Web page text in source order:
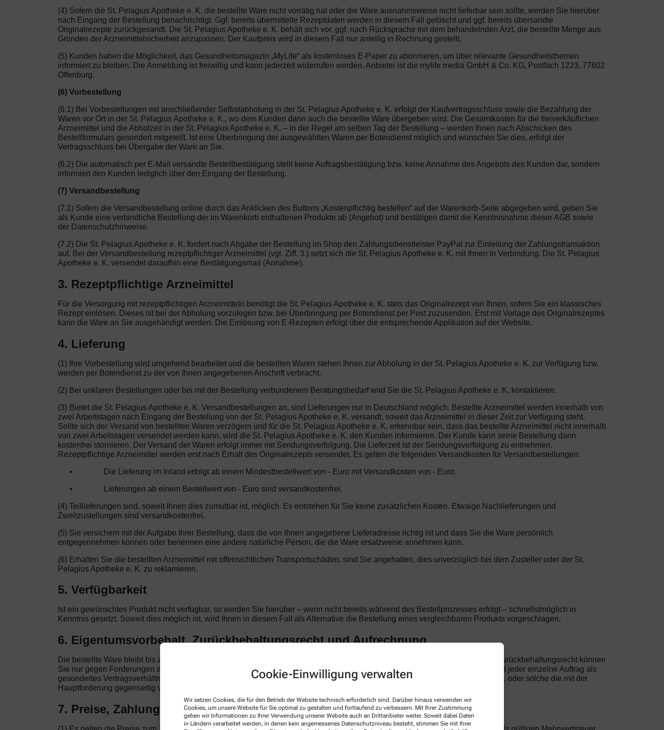
Cookie-Einwilligung verwalten
Wir setzen Cookies, die für den Betrieb der Website technisch erforderlich sind. Darüber hinaus verwenden wir
Cookies, um unsere Website für Sie optimal zu gestalten und fortlaufend zu verbessern. Mit Ihrer Zustimmung
geben wir Informationen zu Ihrer Verwendung unserer Website auch an Drittanbieter weiter. Soweit dabei Daten
in Ländern verarbeitet werden, in denen kein angemessenes Datenschutzniveau besteht, stimmen Sie mit Ihrer
(4) Sofern die St. Pelagius Apotheke e. K. die bestellte Ware nicht vorrätig hat oder die Ware ausnahmsweise nicht lieferbar sein sollte, werden Sie hierüber
nach Eingang der Bestellung benachrichtigt. Ggf. bereits übermittelte Rezeptdaten werden in diesem Fall gelöscht und ggf. bereits übersandte
Originalrezepte zurückgesandt. Die St. Pelagius Apotheke e. K. behält sich vor, ggf. nach Rücksprache mit dem behandelnden Arzt, die bestellte Menge aus
Gründen der Arzneimittelsicherheit anzupassen. Der Kaufpreis wird in diesem Fall nur anteilig in Rechnung gestellt.
(5) Kunden haben die Möglichkeit, das Gesundheitsmagazin „MyLife“ als kostenloses E-Paper zu abonnieren, um über relevante Gesundheitsthemen
informiert zu bleiben. Die Anmeldung ist freiwillig und kann jederzeit widerrufen werden. Anbieter ist die mylife media GmbH & Co. KG, Postfach 1223, 77602
Offenburg.
(6) Vorbestellung
(6.1) Bei Vorbestellungen mit anschließender Selbstabholung in der St. Pelagius Apotheke e. K. erfolgt der Kaufvertragsschluss sowie die Bezahlung der
Waren vor Ort in der St. Pelagius Apotheke e. K., wo dem Kunden dann auch die bestellte Ware übergeben wird. Die Gesamtkosten für die freiverkäuflichen
Arzneimittel und die Abholzeit in der St. Pelagius Apotheke e. K. – in der Regel am selben Tag der Bestellung – werden Ihnen nach Abschicken des
Bestellformulars gesondert mitgeteilt. Ist eine Überbringung der ausgewählten Waren per Botendienst möglich und wünschen Sie dies, erfolgt der
Vertragsschluss bei Übergabe der Ware an Sie.
(6.2) Die automatisch per E-Mail versandte Bestellbestätigung stellt keine Auftragsbestätigung bzw. keine Annahme des Angebots des Kunden dar, sondern
informiert den Kunden lediglich über den Eingang der Bestellung.
(7) Versandbestellung
(7.1) Sofern die Versandbestellung online durch das Anklicken des Buttons „Kostenpflichtig bestellen“ auf der Warenkorb-Seite abgegeben wird, geben Sie
als Kunde eine verbindliche Bestellung der im Warenkorb enthaltenen Produkte ab (Angebot) und bestätigen damit die Kenntnisnahme dieser AGB sowie
der Datenschutzhinweise.
(7.2) Die St. Pelagius Apotheke e. K. fordert nach Abgabe der Bestellung im Shop den Zahlungsdienstleister PayPal zur Einleitung der Zahlungstransaktion
auf. Bei der Versandbestellung rezeptpflichtiger Arzneimittel (vgl. Ziff. 3.) setzt sich die St. Pelagius Apotheke e. K. mit Ihnen in Verbindung. Die St. Pelagius
Apotheke e. K. versendet daraufhin eine Bestätigungsmail (Annahme).
3. Rezeptpflichtige Arzneimittel
Für die Versorgung mit rezeptpflichtigen Arzneimitteln benötigt die St. Pelagius Apotheke e. K. stets das Originalrezept von Ihnen, sofern Sie ein klassisches
Rezept einlösen. Dieses ist bei der Abholung vorzulegen bzw. bei Überbringung per Botendienst per Post zuzusenden. Erst mit Vorlage des Originalrezeptes
kann die Ware an Sie ausgehändigt werden. Die Einlösung von E-Rezepten erfolgt über die entsprechende Applikation auf der Website.
4. Lieferung
(1) Ihre Vorbestellung wird umgehend bearbeitet und die bestellten Waren stehen Ihnen zur Abholung in der St. Pelagius Apotheke e. K. zur Verfügung bzw.
werden per Botendienst zu der von Ihnen angegebenen Anschrift verbracht.
(2) Bei unklaren Bestellungen oder bei mit der Bestellung verbundenem Beratungsbedarf wird Sie die St. Pelagius Apotheke e. K. kontaktieren.
(3) Bietet die St. Pelagius Apotheke e. K. Versandbestellungen an, sind Lieferungen nur in Deutschland möglich. Bestellte Arzneimittel werden innerhalb von
zwei Arbeitstagen nach Eingang der Bestellung von der St. Pelagius Apotheke e. K. versandt, soweit das Arzneimittel in dieser Zeit zur Verfügung steht.
Sollte sich der Versand von bestellten Waren verzögern und für die St. Pelagius Apotheke e. K. erkennbar sein, dass das bestellte Arzneimittel nicht innerhalb
von zwei Arbeitstagen versendet werden kann, wird die St. Pelagius Apotheke e. K. den Kunden informieren. Der Kunde kann seine Bestellung dann
kostenfrei stornieren. Der Versand der Waren erfolgt immer mit Sendungsverfolgung. Die Lieferzeit ist der Sendungsverfolgung zu entnehmen.
Rezeptpflichtige Arzneimittel werden erst nach Erhalt des Originalrezepts versendet. Es gelten die folgenden Versandkosten für Versandbestellungen:
• Die Lieferung im Inland erfolgt ab einem Mindestbestellwert von - Euro mit Versandkosten von - Euro.
• Lieferungen ab einem Bestellwert von - Euro sind versandkostenfrei.
(4) Teillieferungen sind, soweit Ihnen dies zumutbar ist, möglich. Es entstehen für Sie keine zusätzlichen Kosten. Etwaige Nachlieferungen und
Zweitzustellungen sind versandkostenfrei.
(5) Sie versichern mit der Aufgabe Ihrer Bestellung, dass die von Ihnen angegebene Lieferadresse richtig ist und dass Sie die Ware persönlich
entgegennehmen können oder benennen eine andere natürliche Person, die die Ware ersatzweise annehmen kann.
(6) Erhalten Sie die bestellten Arzneimittel mit offensichtlichen Transportschäden, sind Sie angehalten, dies unverzüglich bei dem Zusteller oder der St.
Pelagius Apotheke e. K. zu reklamieren.
5. Verfügbarkeit
Ist ein gewünschtes Produkt nicht verfügbar, so werden Sie hierüber – wenn nicht bereits während des Bestellprozesses erfolgt – schnellstmöglich in
Kenntnis gesetzt. Soweit dies möglich ist, wird Ihnen in diesem Fall als Alternative die Bestellung eines vergleichbaren Produkts vorgeschlagen.
6. Eigentumsvorbehalt, Zurückbehaltungsrecht und Aufrechnung
Die bestellte Ware bleibt bis zur vollständigen Begleichung des Kaufpreises im Eigentum der St. Pelagius Apotheke e. K.. Ein Zurückbehaltungsrecht können
Sie nur gegen Forderungen ausüben, die auf demselben Vertragsverhältnis beruhen. Im Falle laufender Geschäftsbeziehung gilt jeder einzelne Auftrag als
gesondertes Vertragsverhältnis. Nur von der St. Pelagius Apotheke e. K. anerkannte oder rechtskräftig festgestellte Forderungen, oder solche die mit der
Hauptforderung gegenseitig verknüpft sind, berechtigen Sie zur Aufrechnung.
7. Preise, Zahlung